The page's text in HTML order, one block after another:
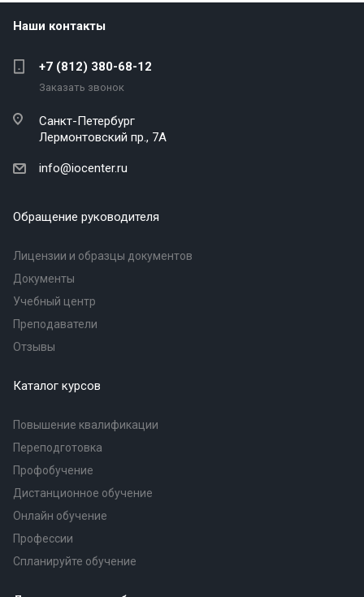
Наши контакты
+7 (812) 380-68-12
Заказать звонок
Санкт-Петербург
Лермонтовский пр., 7А
info@iocenter.ru
Обращение руководителя
Лицензии и образцы документов
Документы
Учебный центр
Преподаватели
Отзывы
Каталог курсов
Повышение квалификации
Переподготовка
Профобучение
Дистанционное обучение
Онлайн обучение
Профессии
Спланируйте обучение